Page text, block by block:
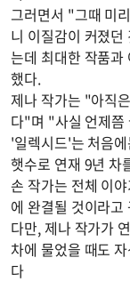
그러면서 "그때 미
니 이질감이 커졌
는데 최대한 작품
했다.
제나 작가는 "아직
다"며 "사실 언제쯤
'일렉시드'는 처음
햇수로 연재 9년 차
손 작가는 전체 이
에 완결될 것이라고
다만, 제나 작가가
차에 물었을 때도
다